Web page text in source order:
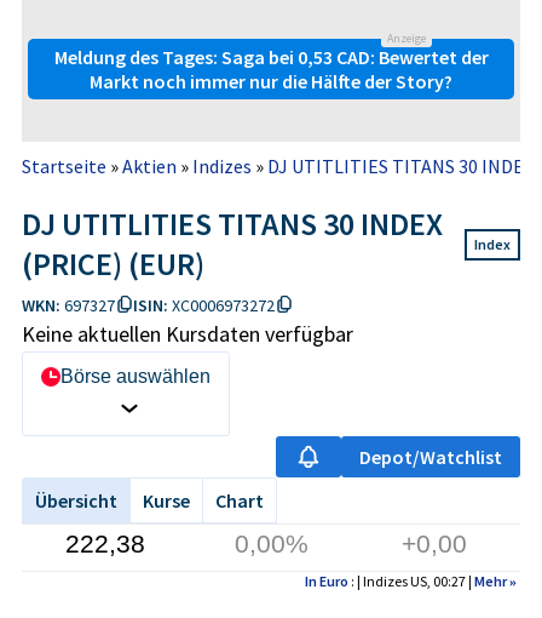
Anzeige
Meldung des Tages: Saga bei 0,53 CAD: Bewertet der
Markt noch immer nur die Hälfte der Story?
Startseite »Aktien » Indizes » DJ UTITLITIES TITANS 30 INDEX
DJ UTITLITIES TITANS 30 INDEX
(PRICE) (EUR)
Index
WKN: 697327 ISIN: XC0006973272
Keine aktuellen Kursdaten verfügbar
Börse auswählen
Depot/Watchlist
Übersicht
Kurse Chart
222,38 0,00% +0,00
In Euro : | Indizes US, 00:27 | Mehr»